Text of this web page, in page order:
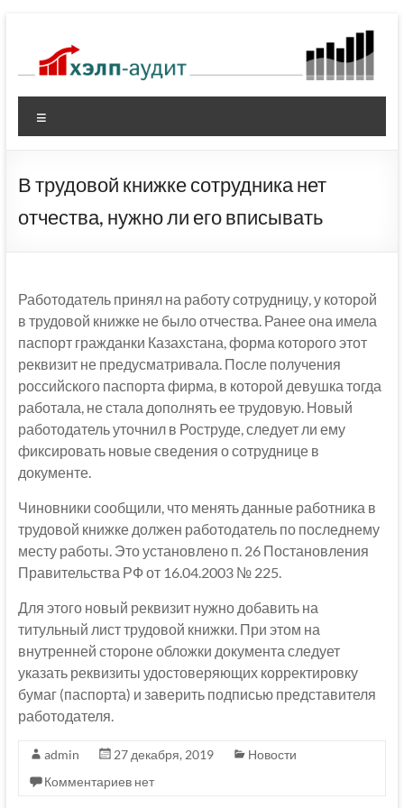
содержимому
В трудовой книжке сотрудника нет
отчества, нужно ли его вписывать
Работодатель принял на работу сотрудницу, у которой
в трудовой книжке не было отчества. Ранее она имела
паспорт гражданки Казахстана, форма которого этот
реквизит не предусматривала. После получения
российского паспорта фирма, в которой девушка тогда
работала, не стала дополнять ее трудовую. Новый
работодатель уточнил в Роструде, следует ли ему
фиксировать новые сведения о сотруднице в
документе.
Чиновники сообщили, что менять данные работника в
трудовой книжке должен работодатель по последнему
месту работы. Это установлено п. 26 Постановления
Правительства РФ от 16.04.2003 № 225.
Для этого новый реквизит нужно добавить на
титульный лист трудовой книжки. При этом на
внутренней стороне обложки документа следует
указать реквизиты удостоверяющих корректировку
бумаг (паспорта) и заверить подписью представителя
работодателя.
admin 27 декабря, 2019
Новости
Комментариев нет